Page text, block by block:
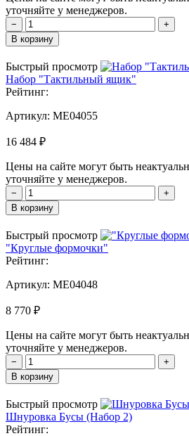
уточняйте у менеджеров.
−
+
В корзину
Быстрый просмотр
Набор "Тактильный ящик"
Рейтинг:
Артикул: MЕ04055
16 484 ₽
Цены на сайте могут быть
уточняйте у менеджеров.
−
+
В корзину
Быстрый просмотр
"Круглые формочки"
Рейтинг:
Артикул: MЕ04048
8 770 ₽
Цены на сайте могут быть
уточняйте у менеджеров.
−
+
В корзину
Быстрый просмотр
Шнуровка Бусы (Набор 2)
Рейтинг: